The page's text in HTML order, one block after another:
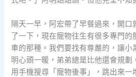
隔天一早，阿宏帶了早餐過來，開口
了一下，現在寵物往生有很多專門的
車的那種。我們要找有尊嚴的，讓小
明心頭一暖，弟弟總是比他還會規劃
用手機搜尋「寵物後事」，跳出來一